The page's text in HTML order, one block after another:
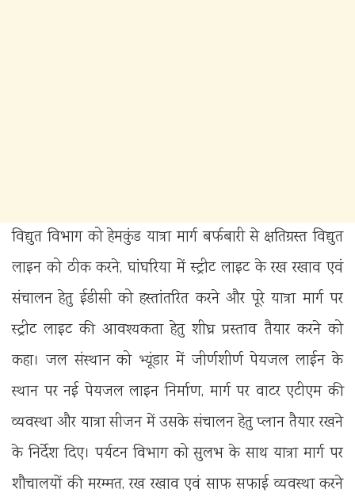
विद्युत विभाग को हेमकुंड यात्रा मार्ग बर्फबारी से क्षतिग्रस्त विद्युत
लाइन को ठीक करने, घांघरिया में स्ट्रीट लाइट के रख रखाव एवं
संचालन हेतु ईडीसी को हस्तांतरित करने और पूरे यात्रा मार्ग पर
स्ट्रीट लाइट की आवश्यकता हेतु शीघ्र प्रस्ताव तैयार करने को
कहा। जल संस्थान को भ्यूंडार में जीर्णशीर्ण पेयजल लाईन के
स्थान पर नई पेयजल लाइन निर्माण, मार्ग पर वाटर एटीएम की
व्यवस्था और यात्रा सीजन में उसके संचालन हेतु प्लान तैयार रखने
के निर्देश दिए। पर्यटन विभाग को सुलभ के साथ यात्रा मार्ग पर
शौचालयों की मरम्मत, रख रखाव एवं साफ सफाई व्यवस्था करने